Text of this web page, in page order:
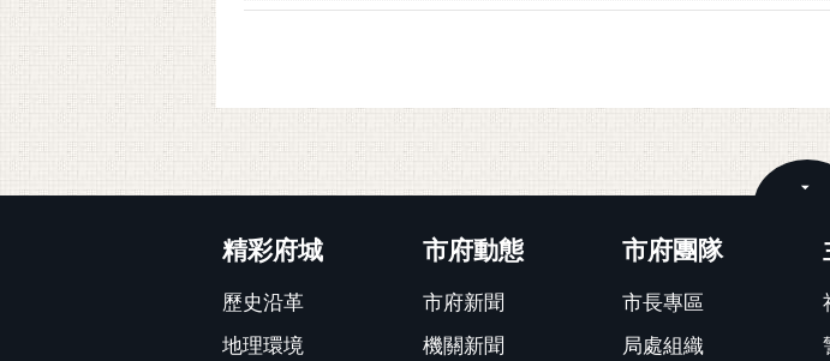
精彩府城
歷史沿革
地理環境
市府動態
市府新聞
機關新聞
市府團隊
市長專區
局處組織